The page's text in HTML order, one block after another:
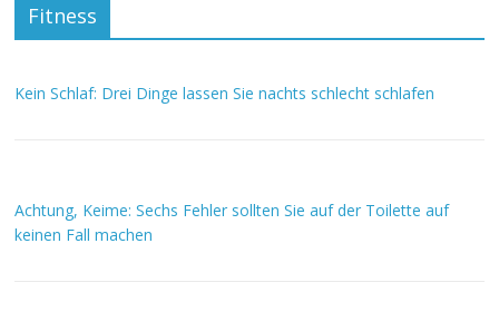
Fitness
Kein Schlaf: Drei Dinge lassen Sie nachts schlecht schlafen
Achtung, Keime: Sechs Fehler sollten Sie auf der Toilette auf
keinen Fall machen